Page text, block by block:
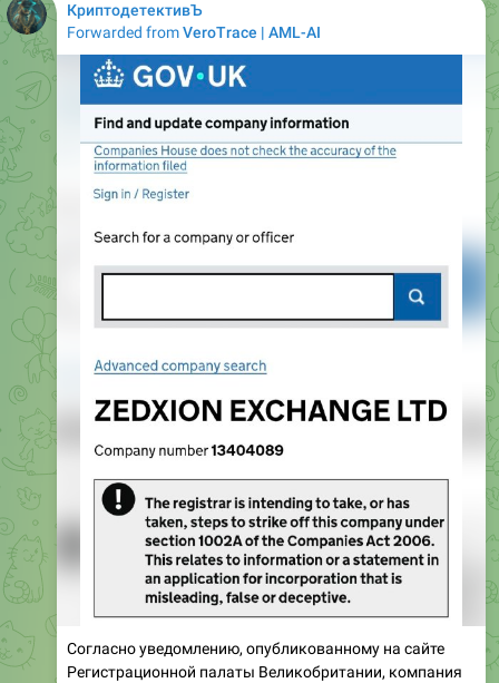
КриптодетективЪ
Forwarded fromVeroTrace | AML-AI
Согласно уведомлению, опубликованному на сайте
Регистрационной палаты Великобритании, компания